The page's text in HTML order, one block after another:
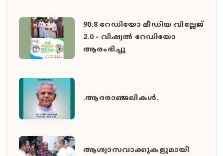
90.8 റേഡിയോ മീഡിയ വില്ലേജ്
2.0 - വിഷ്വൽ റേഡിയോ
ആരംഭിച്ചു
.ആദരാഞ്ജലികൾ.
ആശ്വാസവാക്കുകളുമായി